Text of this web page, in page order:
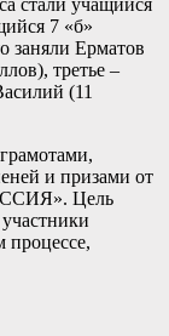
7 «б»
заняли Ерматов
третье –
(11
и призами от
Цель
процессе,